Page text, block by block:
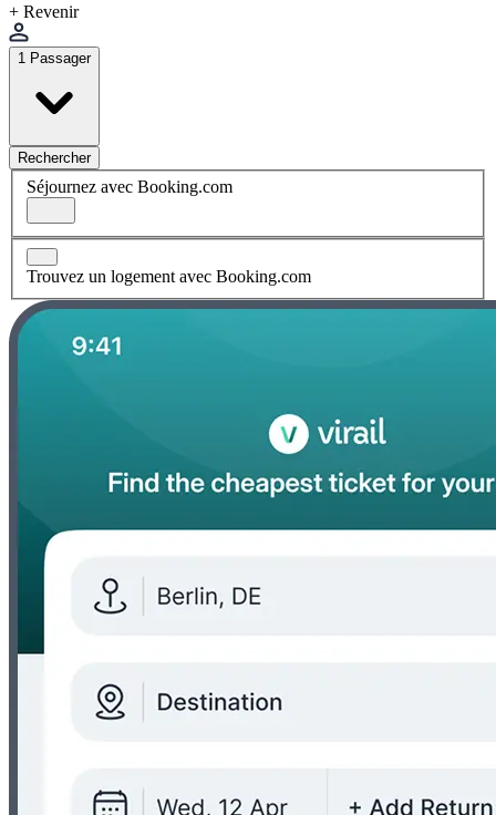
+ Revenir
1 Passager
Rechercher
Séjournez avec Booking.com
Trouvez un logement avec Booking.com